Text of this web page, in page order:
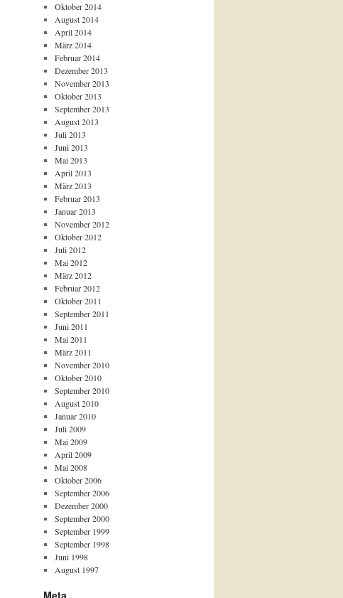
Oktober 2014
August 2014
April 2014
März 2014
Februar 2014
Dezember 2013
November 2013
Oktober 2013
September 2013
August 2013
Juli 2013
Juni 2013
Mai 2013
April 2013
März 2013
Februar 2013
Januar 2013
November 2012
Oktober 2012
Juli 2012
Mai 2012
März 2012
Februar 2012
Oktober 2011
September 2011
Juni 2011
Mai 2011
März 2011
November 2010
Oktober 2010
September 2010
August 2010
Januar 2010
Juli 2009
Mai 2009
April 2009
Mai 2008
Oktober 2006
September 2006
Dezember 2000
September 2000
September 1999
September 1998
Juni 1998
August 1997
Meta